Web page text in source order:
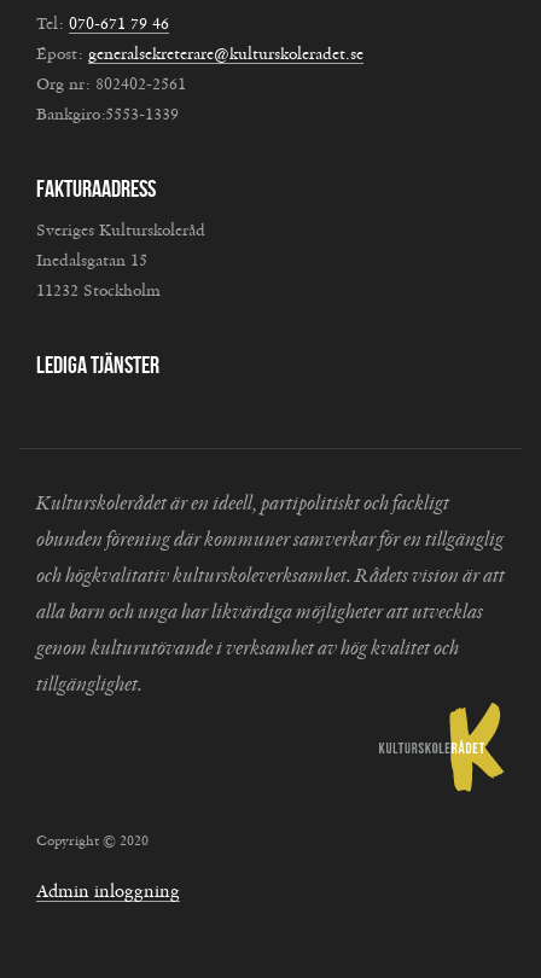
Tel: 070-671 79 46
Epost: generalsekreterare@kulturskoleradet.se
Org nr: 802402-2561
Bankgiro:5553-1339
Fakturaadress
Sveriges Kulturskoleråd
Inedalsgatan 15
11232 Stockholm
Lediga tjänster
Kulturskolerådet är en ideell, partipolitiskt och fackligt
obunden förening där kommuner samverkar för en tillgänglig
och högkvalitativ kulturskoleverksamhet. Rådets vision är att
alla barn och unga har likvärdiga möjligheter att utvecklas
genom kulturutövande i verksamhet av hög kvalitet och
tillgänglighet.
Copyright © 2020
Admin inloggning